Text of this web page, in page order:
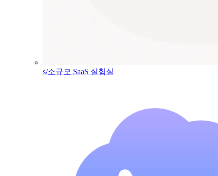
s/소규모 SaaS 실험실